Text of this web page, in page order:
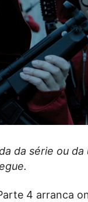
da série ou da
4 arranca